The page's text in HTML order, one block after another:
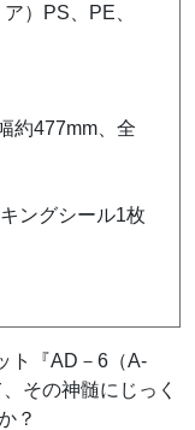
PS、PE、
477mm、全
グシール1枚
ト『AD－6（A-
その神髄にじっく
？